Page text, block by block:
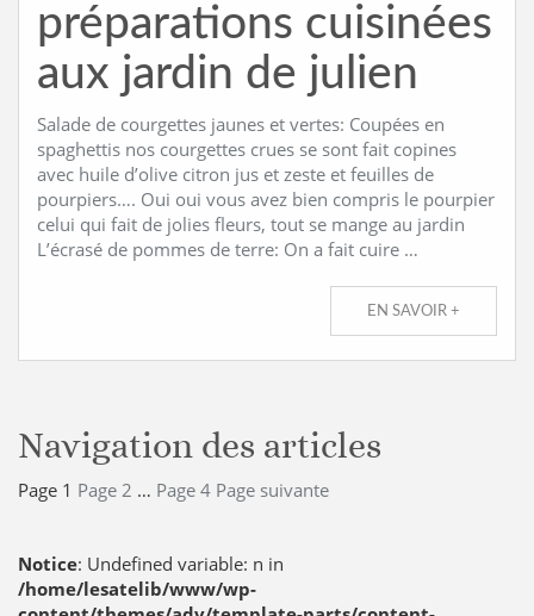
préparations cuisinées
aux jardin de julien
Salade de courgettes jaunes et vertes: Coupées en
spaghettis nos courgettes crues se sont fait copines
avec huile d’olive citron jus et zeste et feuilles de
pourpiers…. Oui oui vous avez bien compris le pourpier
celui qui fait de jolies fleurs, tout se mange au jardin
L’écrasé de pommes de terre: On a fait cuire …
EN SAVOIR +
Navigation des articles
Page 1 Page 2 … Page 4 Page suivante
Notice: Undefined variable: n in
/home/lesatelib/www/wp-